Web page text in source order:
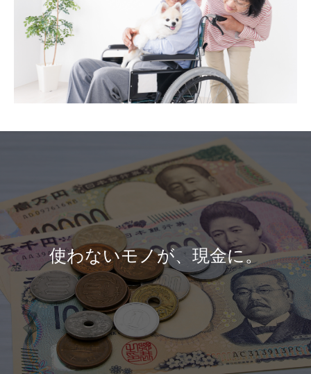
使わないモノが、現金に。